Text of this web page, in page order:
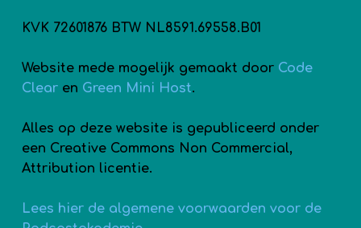
KVK 72601876 BTW NL8591.69558.B01
Website mede mogelijk gemaakt door Code
Clearen Green Mini Host.
Alles op deze website is gepubliceerd onder
een Creative Commons Non Commercial,
Attribution licentie.
Lees hier de algemene voorwaarden voor de